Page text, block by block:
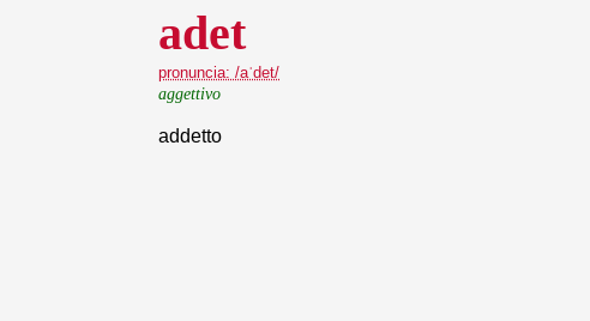
adet
pronuncia: /aˈdet/
aggettivo
addetto